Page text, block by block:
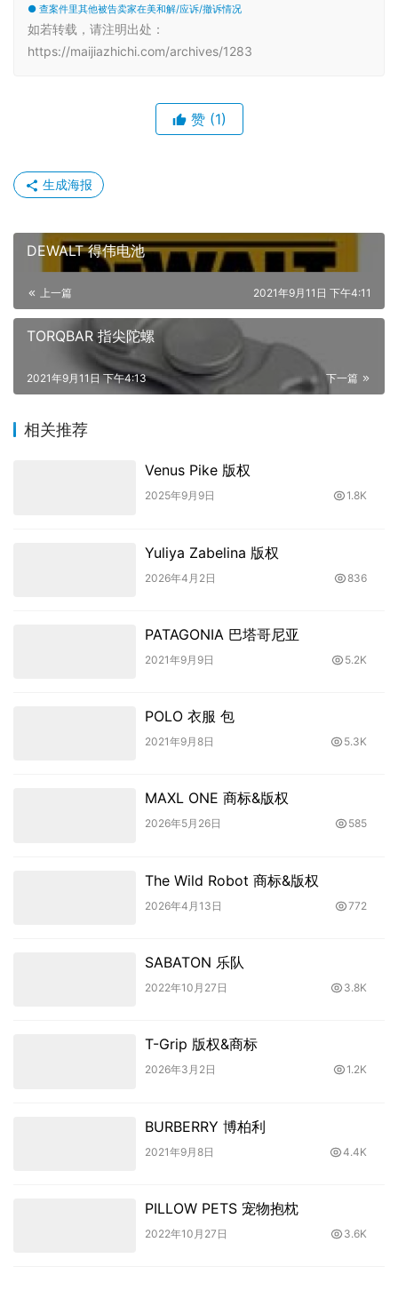
● 查案件里其他被告卖家在美和解/应诉/撤诉情况
如若转载，请注明出处：
https://maijiazhichi.com/archives/1283
赞 (1)
生成海报
DEWALT 得伟电池
上一篇 2021年9月11日 下午4:11
TORQBAR 指尖陀螺
下一篇
2021年9月11日 下午4:13
相关推荐
Venus Pike 版权
2025年9月9日 1.8K
Yuliya Zabelina 版权
2026年4月2日 836
PATAGONIA 巴塔哥尼亚
2021年9月9日 5.2K
POLO 衣服 包
2021年9月8日 5.3K
MAXL ONE 商标&版权
2026年5月26日 585
The Wild Robot 商标&版权
2026年4月13日 772
SABATON 乐队
2022年10月27日 3.8K
T-Grip 版权&商标
2026年3月2日 1.2K
BURBERRY 博柏利
2021年9月8日 4.4K
PILLOW PETS 宠物抱枕
2022年10月27日 3.6K